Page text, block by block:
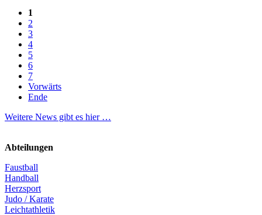
1
2
3
4
5
6
7
Vorwärts
Ende
Weitere News gibt es hier …
Abteilungen
Faustball
Handball
Herzsport
Judo / Karate
Leichtathletik